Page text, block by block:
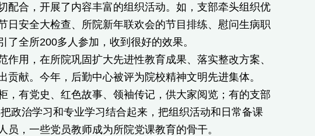
合，开展了内容丰富的组织活动。如，支部牵头组织优
安全大检查、所院新年联欢会的节目排练、慰问生病职
全所200多人参加，收到很好的效果。
用，在所院巩固扩大先进性教育成果、落实整改方案、
献。今年，后勤中心被评为院校精神文明先进集体。
有党史、红色故事、领袖传记，供大家阅览；有的支部
政治学习和专业学习结合起来，把组织活动和日常备课
，一些党员教师成为所院党课教育的骨干。